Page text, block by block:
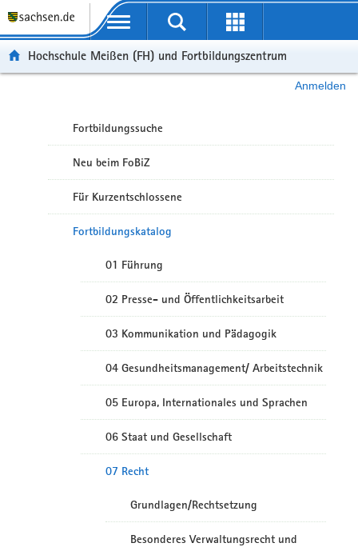
Portalübergreifende Navigation
Hochschule Meißen (FH) und Fortbildungszentrum
Anmelden
Fortbildungssuche
Neu beim FoBiZ
Für Kurzentschlossene
Fortbildungskatalog
01 Führung
02 Presse- und Öffentlichkeitsarbeit
03 Kommunikation und Pädagogik
04 Gesundheitsmanagement/ Arbeitstechnik
05 Europa, Internationales und Sprachen
06 Staat und Gesellschaft
07 Recht
Grundlagen/Rechtsetzung
Besonderes Verwaltungsrecht und